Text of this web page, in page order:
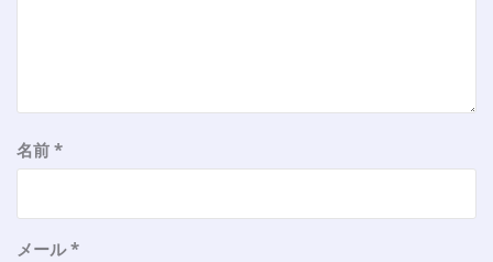
名前 *
メール*